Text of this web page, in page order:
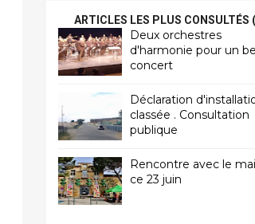
ARTICLES LES PLUS CONSULTÉS
Deux orchestres
d'harmonie pour un
concert
Déclaration
classée . Consultation
publique
Rencontre avec le
ce 23 juin